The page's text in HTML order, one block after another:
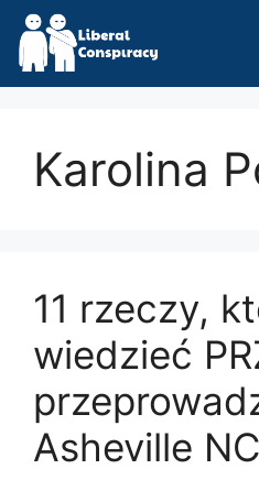
Skip
content
Karolina
11 rzeczy,
wiedzieć
Asheville NC